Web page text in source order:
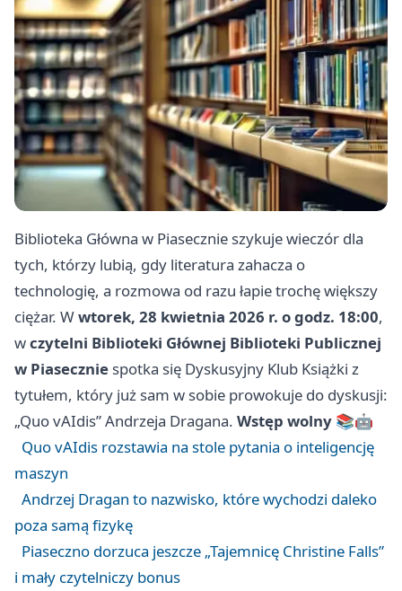
Biblioteka Główna w Piasecznie szykuje wieczór dla
tych, którzy lubią, gdy literatura zahacza o
technologię, a rozmowa od razu łapie trochę większy
ciężar. Wwtorek, 28 kwietnia 2026 r. o godz. 18:00,
wczytelni Biblioteki Głównej Biblioteki Publicznej
w Piasecznie spotka się Dyskusyjny Klub Książki z
tytułem, który już sam w sobie prowokuje do dyskusji:
„Quo vAIdis” Andrzeja Dragana. Wstęp wolny 📚🤖
Quo vAIdis rozstawia na stole pytania o inteligencję
maszyn
Andrzej Dragan to nazwisko, które wychodzi daleko
poza samą fizykę
Piaseczno dorzuca jeszcze „Tajemnicę Christine Falls”
i mały czytelniczy bonus